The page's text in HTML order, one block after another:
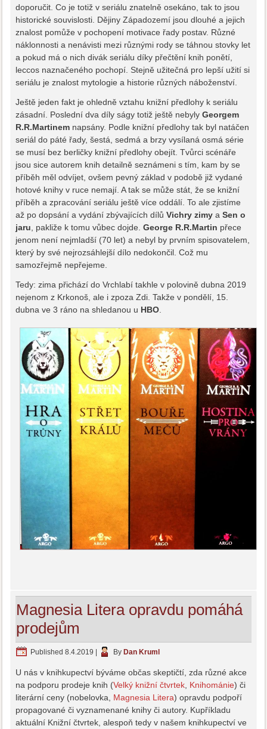
doporučit. Co je totiž v seriálu znatelně osekáno, tak to jsou
historické souvislosti. Dějiny Západozemí jsou dlouhé a jejich
znalost pomůže v pochopení motivace řady postav. Různé
náklonnosti a nenávisti mezi různými rody se táhnou stovky let
a pokud má o nich divák seriálu díky přečtění knih ponětí,
leccos naznačeného pochopí. Stejně užitečná pro lepší užití si
seriálu je znalost mytologie a historie různých náboženství.
Ještě jeden fakt je ohledně vztahu knižní předlohy k seriálu
zásadní. Poslední dva díly ságy totiž ještě nebylyGeorgem
R.R.Martinem napsány. Podle knižní předlohy tak byl natáčen
seriál do páté řady, šestá, sedmá a brzy vysílaná osmá série
se musí bez berličky knižní předlohy obejít. Tvůrci scénáře
jsou sice autorem knih detailně seznámeni s tím, kam by se
příběh měl odvíjet, ovšem pevný základ v podobě již vydané
hotové knihy v ruce nemají. A tak se může stát, že se knižní
příběh a zpracování seriálu ještě více oddálí. To ale zjistíme
až po dopsání a vydání zbývajících dílůVichry zimy aSen o
jaru , pakliže k tomu vůbec dojde.George R.R.Martin přece
jenom není nejmladší (70 let) a nebyl by prvním spisovatelem,
který by své nejrozsáhlejší dílo nedokončil. Což mu
samozřejmě nepřejeme.
Tedy: zima přichází do Vrchlabí takhle v polovině dubna 2019
nejenom z Krkonoš, ale i zpoza Zdi. Takže v pondělí, 15.
dubna ve 3 ráno na shledanou u HBO
Magnesia Litera opravdu pomáhá
prodejům
Published 8.4.2019 | By Dan Kruml
U nás v knihkupectví býváme občas skeptičtí, zda různé akce
na podporu prodeje knih (Velký knižní čtvrtek Knihománie) či
literární ceny (nobelovka, Magnesia Litera) opravdu podpoří
propagované či vyznamenané knihy či autory. Kupříkladu
aktuální Knižní čtvrtek, alespoň tedy v našem knihkupectví ve